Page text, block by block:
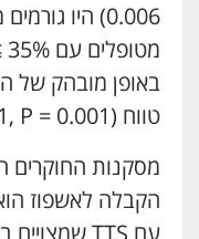
טווח (χ2 = 11.551, P = 0.001).
הקבלה לאשפוז